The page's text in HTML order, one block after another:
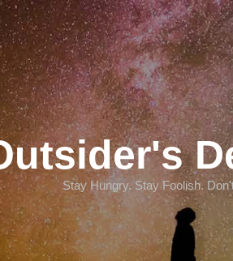
Stay Hungry. Stay Foolish.